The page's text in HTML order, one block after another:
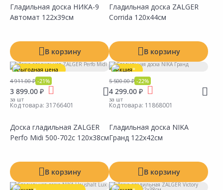
Гладильная доска НИКА-9
Автомат 122х39см
В корзину
Гладильная доска ZALGER
Corrida 120х44см
В корзину
Выгодная цена
Акция*
4 911.00 ₽ -21%
3 899.00 ₽
за шт
Код товара: 31766401
Доска гладильная ZALGER
Perfo Midi 500-702с 120х38см
В корзину
Акция*
5 500.00 ₽ -22%
4 299.00 ₽
за шт
Код товара: 11868001
Гладильная доска NIKA
Гранд 122х42см
В корзину